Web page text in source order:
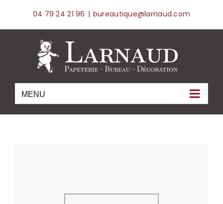
04 79 24 21 96 | bureautique@larnaud.com